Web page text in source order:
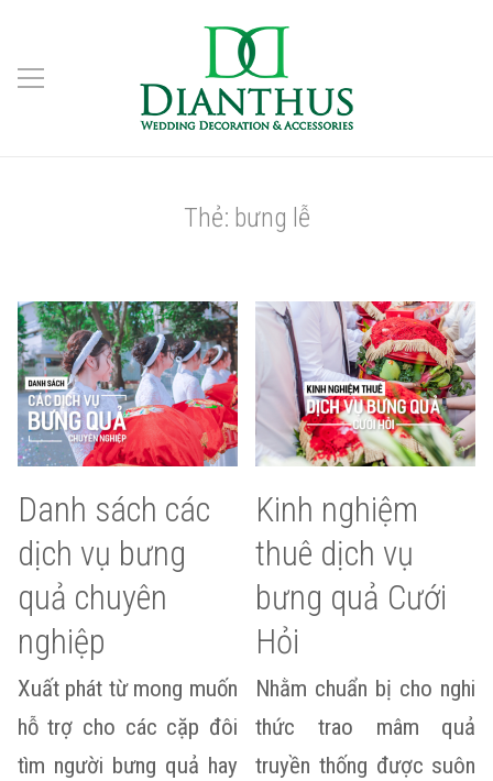
Thẻ: bưng lễ
Danh sách các
dịch vụ bưng
quả chuyên
nghiệp
Xuất phát từ mong muốn
hỗ trợ cho các cặp đôi
tìm người bưng quả hay
Kinh nghiệm
thuê dịch vụ
bưng quả Cưới
Hỏi
Nhằm chuẩn bị cho nghi
thức trao mâm quả
truyền thống được suôn